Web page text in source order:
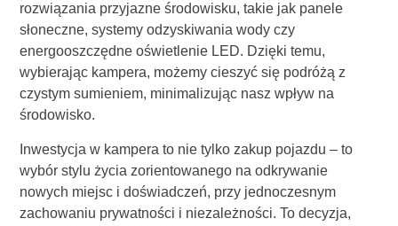
rozwiązania przyjazne środowisku, takie jak panele
słoneczne, systemy odzyskiwania wody czy
energooszczędne oświetlenie LED. Dzięki temu,
wybierając kampera, możemy cieszyć się podróżą z
czystym sumieniem, minimalizując nasz wpływ na
środowisko.
Inwestycja w kampera to nie tylko zakup pojazdu – to
wybór stylu życia zorientowanego na odkrywanie
nowych miejsc i doświadczeń, przy jednoczesnym
zachowaniu prywatności i niezależności. To decyzja,